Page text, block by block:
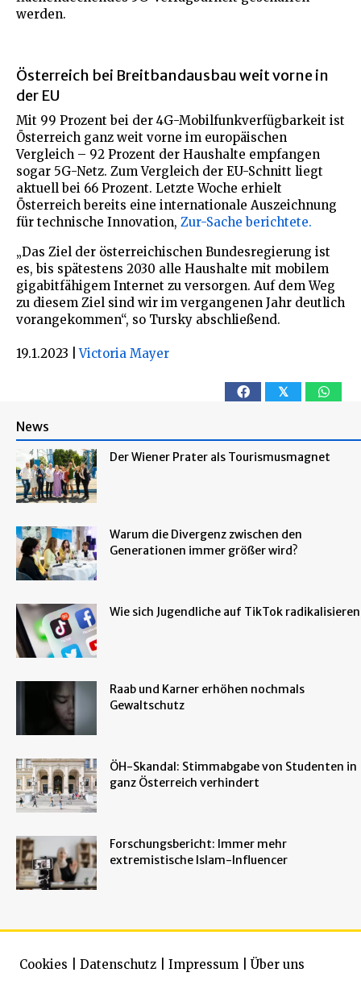
werden.
Österreich bei Breitbandausbau weit vorne in
der EU
Mit 99 Prozent bei der 4G-Mobilfunkverfügbarkeit ist
Österreich ganz weit vorne im europäischen
Vergleich – 92 Prozent der Haushalte empfangen
sogar 5G-Netz. Zum Vergleich der EU-Schnitt liegt
aktuell bei 66 Prozent. Letzte Woche erhielt
Österreich bereits eine internationale Auszeichnung
für technische Innovation, Zur-Sache berichtete.
„Das Ziel der österreichischen Bundesregierung ist
es, bis spätestens 2030 alle Haushalte mit mobilem
gigabitfähigem Internet zu versorgen. Auf dem Weg
zu diesem Ziel sind wir im vergangenen Jahr deutlich
vorangekommen“, so Tursky abschließend.
19.1.2023 Victoria Mayer
𝕏
News
Der Wiener Prater als Tourismusmagnet
Warum die Divergenz zwischen den
Generationen immer größer wird?
Wie sich Jugendliche auf TikTok radikalisieren
Raab und Karner erhöhen nochmals
Gewaltschutz
ÖH-Skandal: Stimmabgabe von Studenten in
ganz Österreich verhindert
Forschungsbericht: Immer mehr
extremistische Islam-Influencer
Cookies Datenschutz Impressum Über uns